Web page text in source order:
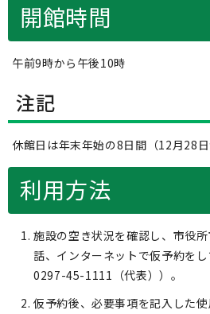
開館時間
午前9時から午後10時
注記
休館日は年末年始の8日間（12月28日
利用方法
施設の空き状況を確認し、市役
話、インターネットで仮予約を
0297-45-1111（代表））。
仮予約後、必要事項を記入した